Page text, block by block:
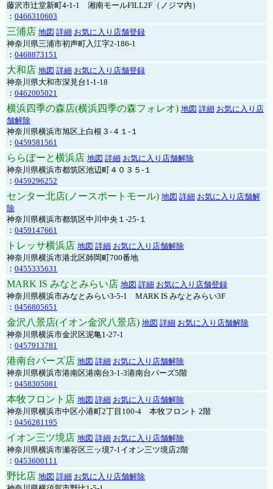
藤沢市辻堂新町4-1-1 湘南モールFILL2F（ノジマ内）
： 0466310603
三浦店 地図 詳細 お気に入り店舗登録
神奈川県三浦市初声町入江字2-186-1
： 0468873151
大和店 地図 詳細 お気に入り店舗登録
神奈川県大和市深見台1-1-18
： 0462005021
横浜四季の森店(横浜四季の森フォレオ) 地図 詳細 お気に入り店
舗解除
神奈川県横浜市旭区上白根３-４１-１
： 0459581561
ららぽーと横浜店 地図 詳細 お気に入り店舗解除
神奈川県横浜市都筑区池辺町４０３５-１
： 0459296252
センター北店(ノースポートモール) 地図 詳細 お気に入り店舗解
除
神奈川県横浜市都筑区中川中央１-25-１
： 0459147661
トレッサ横浜店 地図 詳細 お気に入り店舗解除
神奈川県横浜市港北区師岡町700番地
： 0455335631
MARK IS みなとみらい店 地図 詳細 お気に入り店舗登録
神奈川県横浜市みなとみらい3-5-1 MARK IS みなとみらい3F
： 0456805651
金沢八景店(イオン金沢八景店) 地図 詳細 お気に入り店舗解除
神奈川県横浜市金沢区泥亀1-27-1
： 0457913781
港南台バーズ店 地図 詳細 お気に入り店舗解除
神奈川県横浜市港南区港南台3-1-3港南台バーズ5階
： 0458305081
本牧フロント店 地図 詳細 お気に入り店舗解除
神奈川県横浜市中区小港町2丁目100-4 本牧フロント 2階
： 0456281195
イオン三ツ境店 地図 詳細 お気に入り店舗解除
神奈川県横浜市瀬谷区三ッ境7-1イオン三ツ境店2階
： 0453600111
野比店 地図 詳細 お気に入り店舗解除